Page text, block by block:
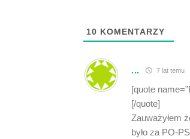
10 KOMENTARZY
... 7 lat temu
[quote
[/quote]
Zauważyłem
było za PO-